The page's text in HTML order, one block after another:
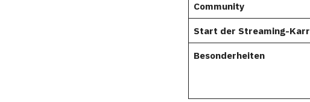
Community
Start der Streaming-
Besonderheiten